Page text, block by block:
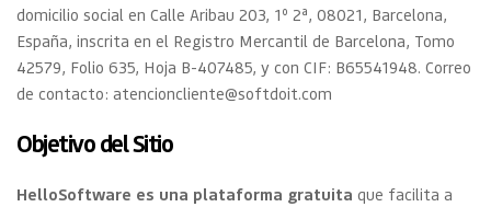
domicilio social en Calle Aribau 203, 1º 2ª, 08021, Barcelona,
España, inscrita en el Registro Mercantil de Barcelona, Tomo
42579, Folio 635, Hoja B-407485, y con CIF: B65541948. Correo
de contacto: atencioncliente@softdoit.com
Objetivo del Sitio
HelloSoftware es una plataforma gratuita que facilita a